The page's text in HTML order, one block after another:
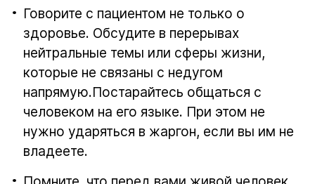
Говорите с пациентом не только о
здоровье. Обсудите в перерывах
нейтральные темы или сферы жизни,
которые не связаны с недугом
напрямую.Постарайтесь общаться с
человеком на его языке. При этом не
нужно ударяться в жаргон, если вы им не
владеете.